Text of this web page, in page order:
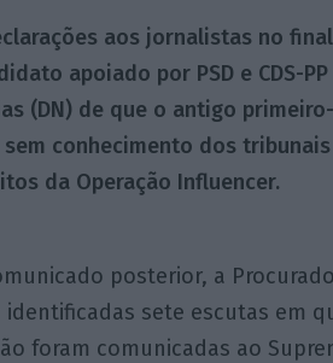
aos jornalistas no
apoiado por PSD e CDS-
(DN) de que o antigo
sem conhecimento dos
da Operação Influencer.
posterior, a
identificadas sete escutas em
foram comunicadas ao